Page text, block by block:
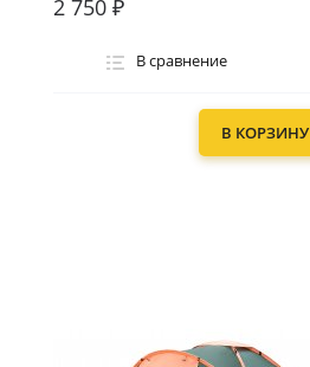
2 750 ₽
В сравнение
В КОРЗИНУ